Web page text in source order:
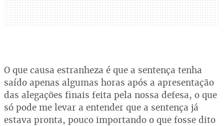
O que causa estranheza é que a sentença tenha
saído apenas algumas horas após a apresentação
das alegações finais feita pela nossa defesa, o que
só pode me levar a entender que a sentença já
estava pronta, pouco importando o que fosse dito